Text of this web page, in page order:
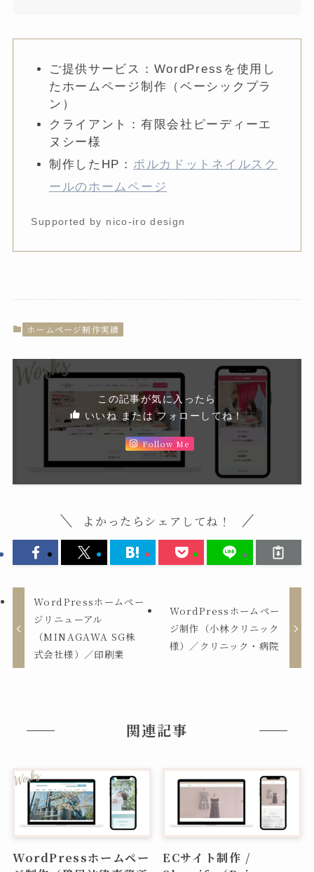
ご提供サービス：WordPressを使用し
たホームページ制作（ベーシックプラ
ン）
クライアント：有限会社ピーディーエ
ヌシー様
制作したHP： ポルカドットネイルスク
ールのホームページ
Supported by nico-iro desig n
ホームページ制作実績
この記事が気に入ったら
いいね または フォローしてね！
Follow Me
よかったらシェアしてね！
WordPressホームペー
ジリニューアル
（MINAGAWA SG株
式会社様）／印刷業
WordPressホームペー
ジ制作（小林クリニック
様）／クリニック・病院
関連記事
WordPressホームペー
ECサイト制作 /